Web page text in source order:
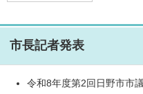
市長記者発表
令和8年度第2回日野市市